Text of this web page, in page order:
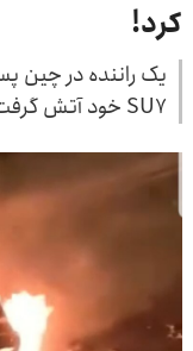
کرد!
یک راننده در چین
SU7 خود آتش گرفت و جان خود را از دست داد.